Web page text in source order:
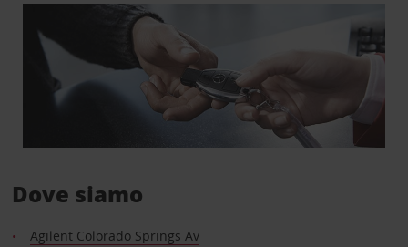
Dove siamo
Agilent Colorado Springs Av